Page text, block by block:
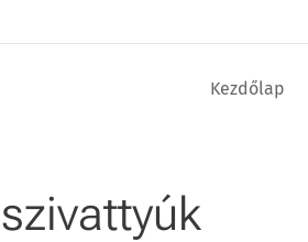
Kezdőlap